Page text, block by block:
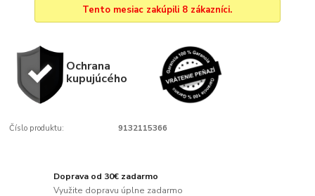
Tento mesiac zakúpili 8 zákazníci.
Ochrana
kupujúcého
Číslo produktu: 9132115366
Doprava od 30€ zadarmo
Využite dopravu úplne zadarmo